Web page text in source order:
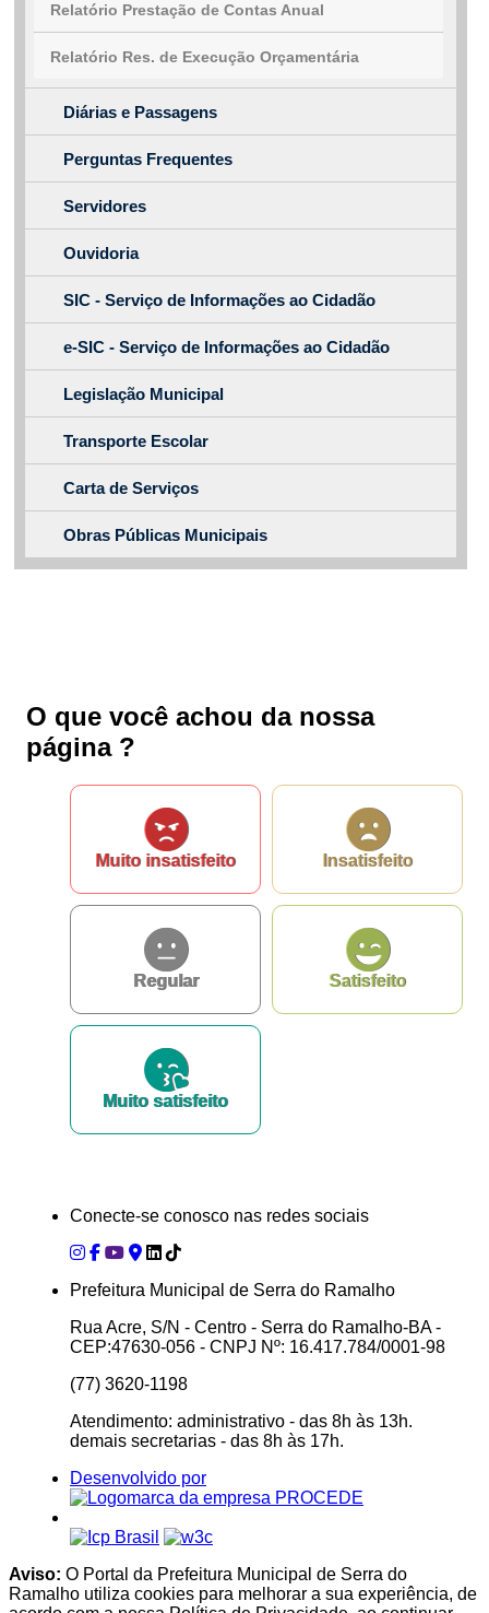
Relatório Prestação de Contas Anual
Relatório Res. de Execução Orçamentária
Diárias e Passagens
Perguntas Frequentes
Servidores
Ouvidoria
SIC - Serviço de Informações ao Cidadão
e-SIC - Serviço de Informações ao Cidadão
Legislação Municipal
Transporte Escolar
Carta de Serviços
Obras Públicas Municipais
O que você achou da nossa
página ?
Muito insatisfeito Insatisfeito
Regular Satisfeito
Muito satisfeito
Conecte-se conosco nas redes sociais
Prefeitura Municipal de Serra do Ramalho
Rua Acre, S/N - Centro - Serra do Ramalho-BA -
CEP:47630-056 - CNPJ Nº: 16.417.784/0001-98
(77) 3620-1198
Atendimento: administrativo - das 8h às 13h.
demais secretarias - das 8h às 17h.
Desenvolvido por
Aviso: O Portal da Prefeitura Municipal de Serra do
Ramalho utiliza cookies para melhorar a sua experiência, de